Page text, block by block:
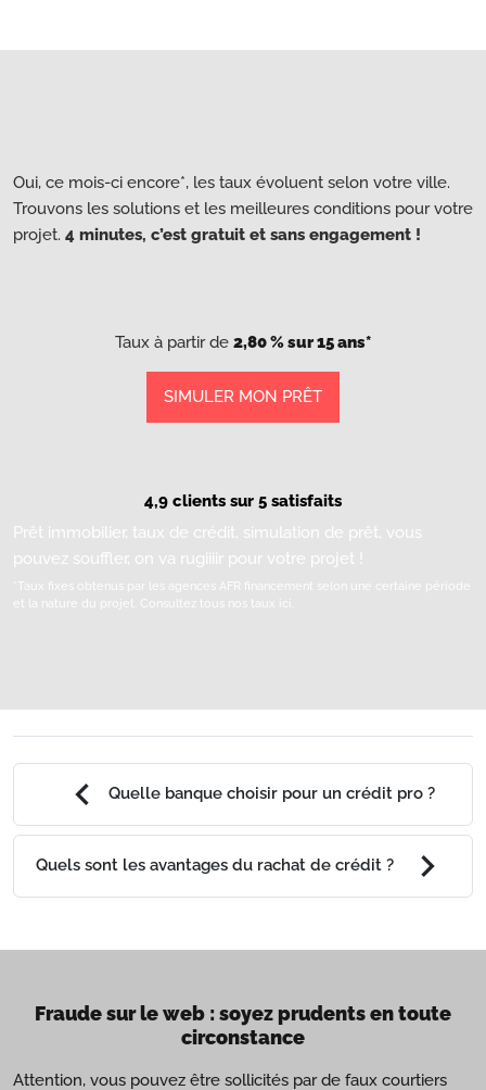
Oui, ce mois-ci encore*, les taux évoluent selon votre ville.
Trouvons les solutions et les meilleures conditions pour votre
projet. 4 minutes, c’est gratuit et sans engagement !
Taux à partir de 2,80 % sur 15 ans*
SIMULER MON PRÊT
4,9 clients sur 5 satisfaits
Prêt immobilier, taux de crédit, simulation de prêt, vous
pouvez souffler, on va rugiiiir pour votre projet !
*Taux fixes obtenus par les agences AFR financement selon une certaine période
et la nature du projet.
Consultez tous nos taux ici.
chevron_left Quelle banque choisir pour un crédit pro ?
Quels sont les avantages du rachat de crédit ? chevron_right
Fraude sur le web : soyez prudents en toute
circonstance
Attention, vous pouvez être sollicités par de faux courtiers